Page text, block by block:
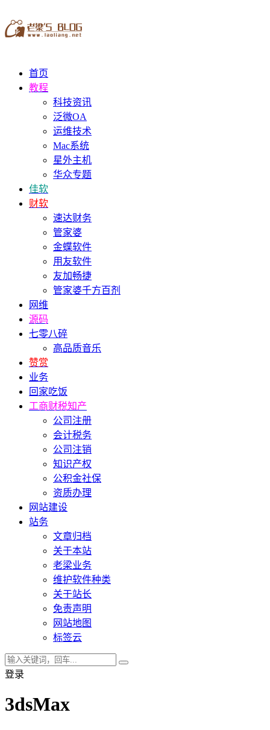
首页
教程
科技资讯
泛微OA
运维技术
Mac系统
星外主机
华众专题
佳软
财软
速达财务
管家婆
金蝶软件
用友软件
友加畅捷
管家婆千方百剂
网维
源码
七零八碎
高品质音乐
赞赏
业务
回家吃饭
工商财税知产
公司注册
会计税务
公司注销
知识产权
公积金社保
资质办理
网站建设
站务
文章归档
关于本站
老梁业务
维护软件种类
关于站长
免责声明
网站地图
标签云
登录
3dsMax